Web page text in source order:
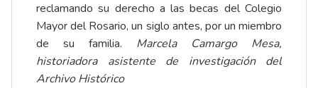
reclamando su derecho a las becas del Colegio
Mayor del Rosario, un siglo antes, por un miembro
de su familia. Marcela Camargo Mesa,
historiadora asistente de investigación del
Archivo Histórico